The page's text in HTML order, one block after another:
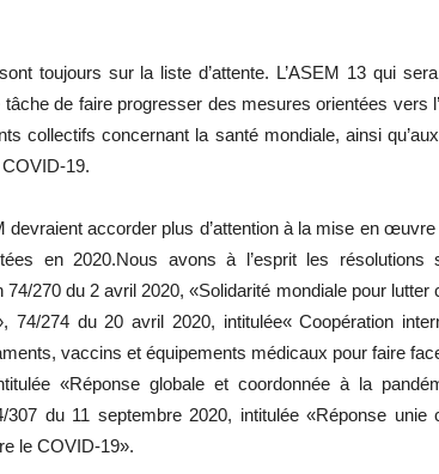
toujours sur la liste d’attente. L’ASEM 13 qui
tâche de faire progresser des mesures orientées vers
collectifs concernant la santé mondiale, ainsi
19.
devraient accorder plus d’attention à la mise en
en 2020.Nous avons à l’esprit les
74/270 du 2 avril 2020, «Solidarité mondiale pour
74/274 du 20 avril 2020, intitulée« Coopération
vaccins et équipements médicaux pour faire
«Réponse globale et coordonnée à la
307 du 11 septembre 2020, intitulée «Réponse unie
le COVID-19».